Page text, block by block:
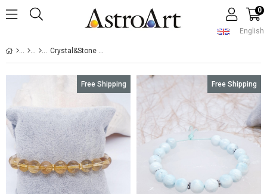
English
0
Crystal&Stone Bracelets
Free Shipping Free Shipping